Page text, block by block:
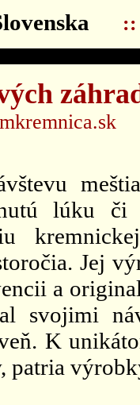
::
lúku či
Jej
a
svojimi
K